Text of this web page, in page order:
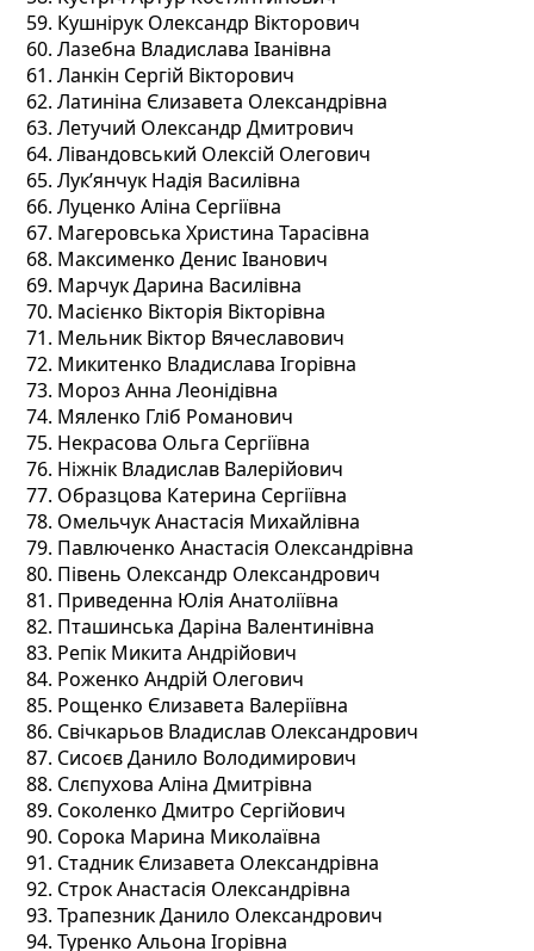
Кушнірук Олександр Вікторович
Лазебна Владислава Іванівна
Ланкін Сергій Вікторович
Латиніна Єлизавета Олександрівна
Летучий Олександр Дмитрович
Лівандовський Олексій Олегович
Лук’янчук Надія Василівна
Луценко Аліна Сергіївна
Магеровська Христина Тарасівна
Максименко Денис Іванович
Марчук Дарина Василівна
Масієнко Вікторія Вікторівна
Мельник Віктор Вячеславович
Микитенко Владислава Ігорівна
Мороз Анна Леонідівна
Мяленко Гліб Романович
Некрасова Ольга Сергіївна
Ніжнік Владислав Валерійович
Образцова Катерина Сергіївна
Омельчук Анастасія Михайлівна
Павлюченко Анастасія Олександрівна
Півень Олександр Олександрович
Приведенна Юлія Анатоліївна
Пташинська Даріна Валентинівна
Репік Микита Андрійович
Роженко Андрій Олегович
Рощенко Єлизавета Валеріївна
Свічкарьов Владислав Олександрович
Сисоєв Данило Володимирович
Слєпухова Аліна Дмитрівна
Соколенко Дмитро Сергійович
Сорока Марина Миколаївна
Стадник Єлизавета Олександрівна
Строк Анастасія Олександрівна
Трапезник Данило Олександрович
Туренко Альона Ігорівна